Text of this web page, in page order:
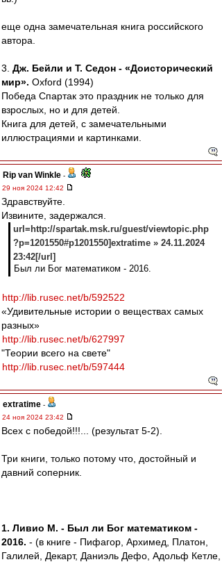
еще одна замечательная книга российского
автора.
3. Дж. Бейли и Т. Седон - «Доисторический
мир». Oxford (1994)
Победа Спартак это праздник не только для
взрослых, но и для детей.
Книга для детей, с замечательными
иллюстрациями и картинками.
Rip van Winkle -
29 ноя 2024 12:42
Здравствуйте.
Извините, задержался.
url=http://spartak.msk.ru/guest/viewtopic.php
?p=1201550#p1201550]extratime » 24.11.2024
23:42[/url]
Был ли Бог математиком - 2016.
http://lib.rusec.net/b/592522
«Удивительные истории о веществах самых
разных»
http://lib.rusec.net/b/627997
"Теории всего на свете"
http://lib.rusec.net/b/597444
extratime -
24 ноя 2024 23:42
Всех с победой!!!... (результат 5-2).
Три книги, только потому что, достойный и
давний соперник.
1. Ливио М. - Был ли Бог математиком -
2016. - (в книге - Пифагор, Архимед, Платон,
Галилей, Декарт, Даниэль Дефо, Адольф Кетле,